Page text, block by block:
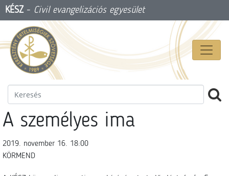
KÉSZ- Civil evangelizációs egyesület
A személyes ima
2019. november 16. 18:00
KÖRMEND